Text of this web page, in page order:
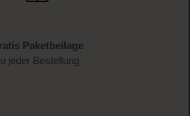
Paketbeilage
jeder Bestellung